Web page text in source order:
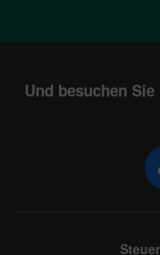
Und besuchen